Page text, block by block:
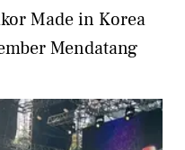
Made in Korea
Mendatang